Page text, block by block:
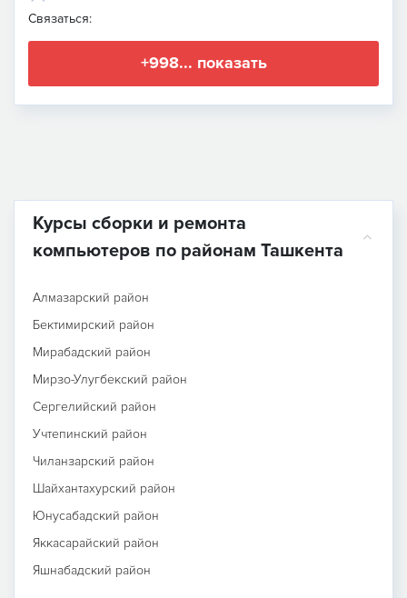
Связаться:
+998... показать
Курсы сборки и ремонта
компьютеров по районам Ташкента
Алмазарский район
Бектимирский район
Мирабадский район
Мирзо-Улугбекский район
Сергелийский район
Учтепинский район
Чиланзарский район
Шайхантахурский район
Юнусабадский район
Яккасарайский район
Яшнабадский район